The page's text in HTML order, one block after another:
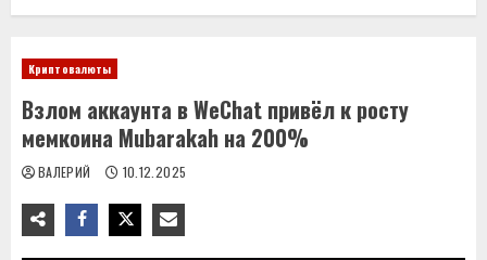
Криптовалюты
Взлом аккаунта в WeChat привёл к росту
мемкоина Mubarakah на 200%
ВАЛЕРИЙ 10.12.2025